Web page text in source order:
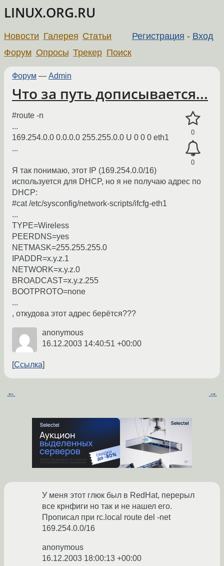
LINUX.ORG.RU
Регистрация - Вход
Новости Галерея Статьи
Форум Опросы Трекер Поиск
Форум — Admin
Что за путь дописывается...
0
0
#route -n
...
169.254.0.0 0.0.0.0 255.255.0.0 U 0 0 0 eth1
...
Я так понимаю, этот IP (169.254.0.0/16)
используется для DHCP, но я не получаю адрес по
DHCP:
#cat /etc/sysconfig/network-scripts/ifcfg-eth1
...
TYPE=Wireless
PEERDNS=yes
NETMASK=255.255.255.0
IPADDR=x.y.z.1
NETWORK=x.y.z.0
BROADCAST=x.y.z.255
BOOTPROTO=none
...
, откудова этот адрес берётся???
anonymous
16.12.2003 14:40:51 +00:00
Ссылка
← →
У меня этот глюк был в RedHat, перерыл
все крнфиги но так и не нашел его.
Прописал при rc.local route del -net
169.254.0.0/16
anonymous
16.12.2003 18:00:13 +00:00